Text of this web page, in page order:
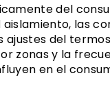
del
aislamiento, las
ajustes del
zonas y la
en el